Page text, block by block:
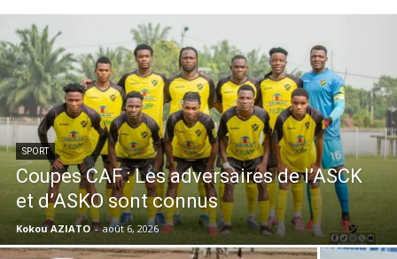
SPORT
Coupes CAF : Les adversaires de l’ASCK
et d’ASKO sont connus
Kokou AZIATO - août 6, 2026